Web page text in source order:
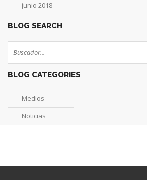
junio 2018
BLOG SEARCH
BLOG CATEGORIES
Medios
Noticias